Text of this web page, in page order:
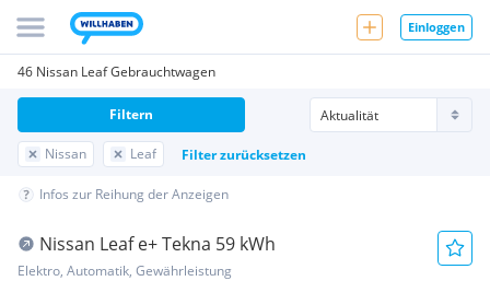
Einloggen
46 Nissan Leaf Gebrauchtwagen
Nissan Leaf Filter zurücksetzen
Filtern
Infos zur Reihung der Anzeigen
Nissan Leaf e+ Tekna 59 kWh
Elektro, Automatik, Gewährleistung